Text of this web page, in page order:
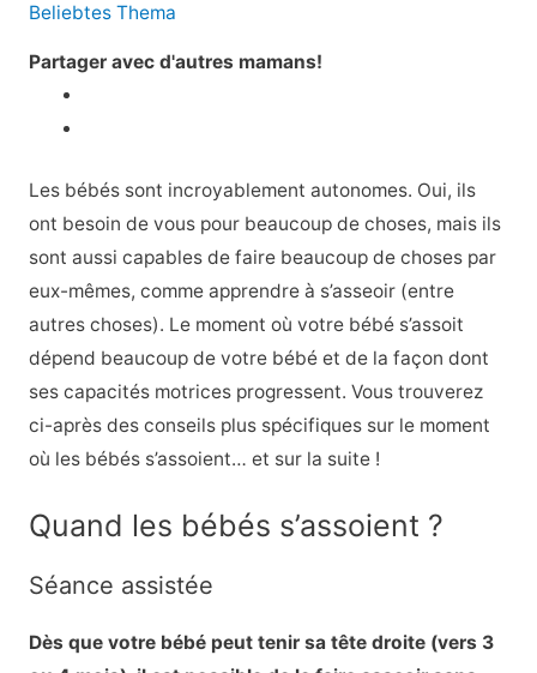
Beliebtes Thema
Partager avec d'autres mamans!
Les bébés sont incroyablement autonomes. Oui, ils
ont besoin de vous pour beaucoup de choses, mais ils
sont aussi capables de faire beaucoup de choses par
eux-mêmes, comme apprendre à s’asseoir (entre
autres choses). Le moment où votre bébé s’assoit
dépend beaucoup de votre bébé et de la façon dont
ses capacités motrices progressent. Vous trouverez
ci-après des conseils plus spécifiques sur le moment
où les bébés s’assoient… et sur la suite !
Quand les bébés s’assoient ?
Séance assistée
Dès que votre bébé peut tenir sa tête droite (vers 3